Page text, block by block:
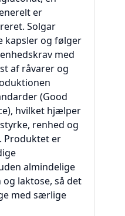
er
Solgar
kapsler og følger
med
af råvarer og
(Good
hvilket hjælper
renhed og
Produktet er
almindelige
laktose, så det
med særlige